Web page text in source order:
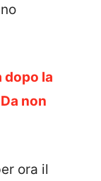
dopo la
non
ora il